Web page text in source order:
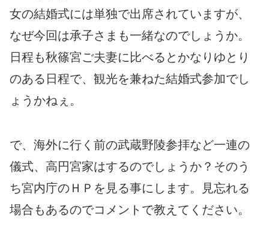
女の結婚式には単独で出席されていますが、
なぜ今回は承子さまも一緒なのでしょうか。
日程も秋篠宮ご夫妻に比べるとかなりゆとり
のある日程で、観光を兼ねた結婚式参加でし
ょうかねぇ。
で、海外に行く前の武蔵野陵参拝など一連の
儀式、高円宮家はするのでしょうか？そのう
ち宮内庁のＨＰを見る事にします。見忘れる
場合もあるのでコメントで教えてください。